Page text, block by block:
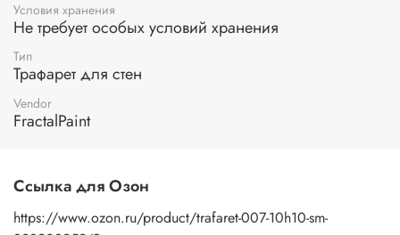
детей и взрослых, а также ценный подарок и
профессионалу и любителю.
Применение:
помощью мастихина или шпателя. После работы промыть
трафарет под теплой водой с моющим средством, затем
просушить бумажным полотенцем.
Условия хранения
Не требует особых условий хранения
Тип
Трафарет для стен
Vendor
FractalPaint
Ссылка для Озон
https://www.ozon.ru/product/trafaret-007-10h10-sm-